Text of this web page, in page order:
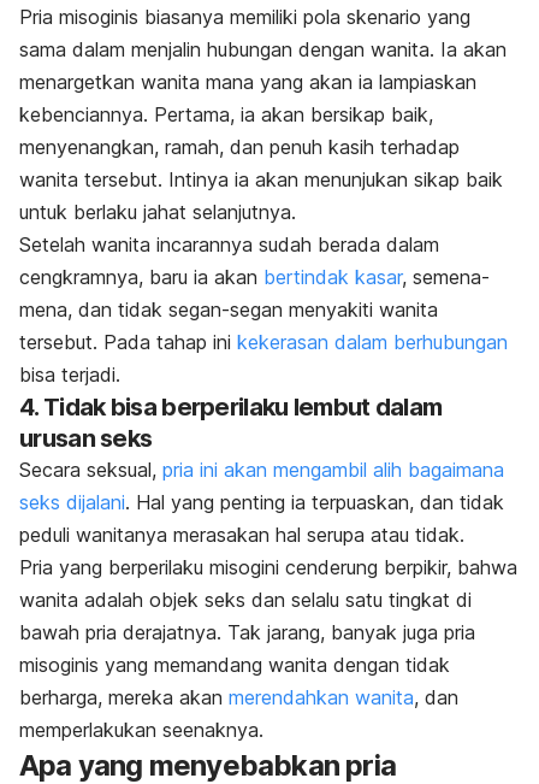
Pria misoginis biasanya memiliki pola skenario yang
sama dalam menjalin hubungan dengan wanita. Ia akan
menargetkan wanita mana yang akan ia lampiaskan
kebenciannya. Pertama, ia akan bersikap baik,
menyenangkan, ramah, dan penuh kasih terhadap
wanita tersebut. Intinya ia akan menunjukan sikap baik
untuk berlaku jahat selanjutnya.
Setelah wanita incarannya sudah berada dalam
cengkramnya, baru ia akan bertindak kasar, semena-
mena, dan tidak segan-segan menyakiti wanita
tersebut. Pada tahap ini kekerasan dalam berhubungan
bisa terjadi.
4. Tidak bisa berperilaku lembut dalam
urusan seks
Secara seksual, pria ini akan mengambil alih bagaimana
seks dijalani. Hal yang penting ia terpuaskan, dan tidak
peduli wanitanya merasakan hal serupa atau tidak.
Pria yang berperilaku misogini cenderung berpikir, bahwa
wanita adalah objek seks dan selalu satu tingkat di
bawah pria derajatnya. Tak jarang, banyak juga pria
misoginis yang memandang wanita dengan tidak
berharga, mereka akan merendahkan wanita, dan
memperlakukan seenaknya.
Apa yang menyebabkan pria